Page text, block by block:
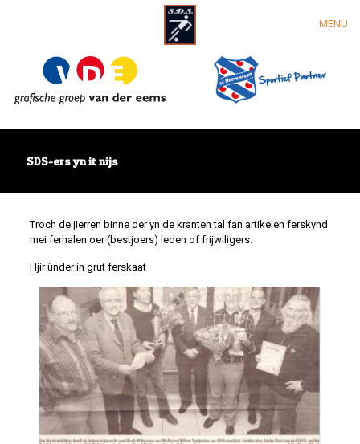
MENU
SDS-ers yn it nijs
Troch de jierren binne der yn de kranten tal fan artikelen ferskynd
mei ferhalen oer (bestjoers) leden of frijwiligers.
Hjir ûnder in grut ferskaat